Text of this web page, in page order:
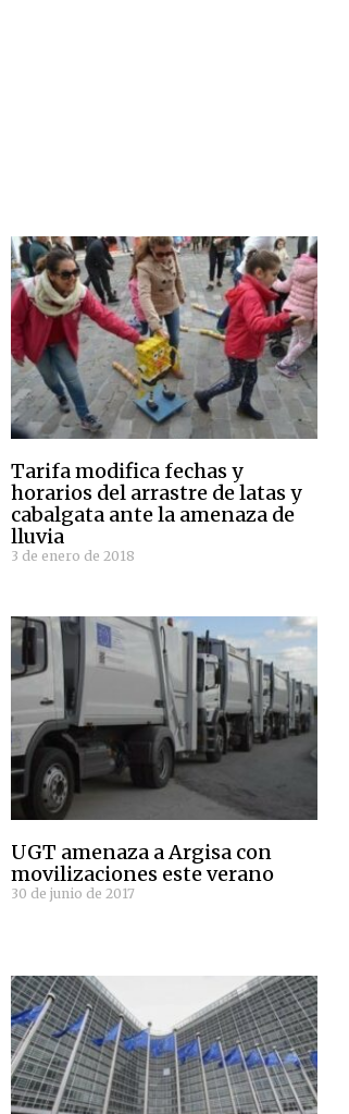
Tarifa modifica fechas y
horarios del arrastre de latas y
cabalgata ante la amenaza de
lluvia
3 de enero de 2018
UGT amenaza a Argisa con
movilizaciones este verano
30 de junio de 2017